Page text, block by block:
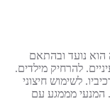
נועד ובהתאם
להרחיק מילדים.
לשימוש חיצוני
המנעי מממגע עם